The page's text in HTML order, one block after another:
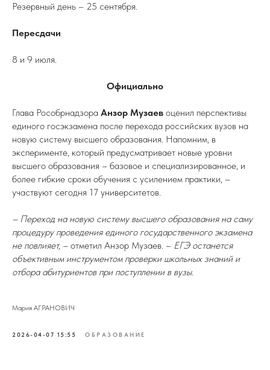
Резервный день – 25 сентября.
Пересдачи
8 и 9 июля.
Официально
Глава Рособрнадзора Анзор Музаев оценил перспективы
единого госэкзамена после перехода российских вузов на
новую систему высшего образования. Напомним, в
эксперименте, который предусматривает новые уровни
высшего образования – базовое и специализированное, и
более гибкие сроки обучения с усилением практики, –
участвуют сегодня 17 университетов.
– Переход на новую систему высшего образования на саму
процедуру проведения единого государственного экзамена
не повлияет, – отметил Анзор Музаев. – ЕГЭ останется
объективным инструментом проверки школьных знаний и
отбора абитуриентов при поступлении в вузы.
Мария АГРАНОВИЧ
2026-04-07 15:55 ОБРАЗОВАНИЕ